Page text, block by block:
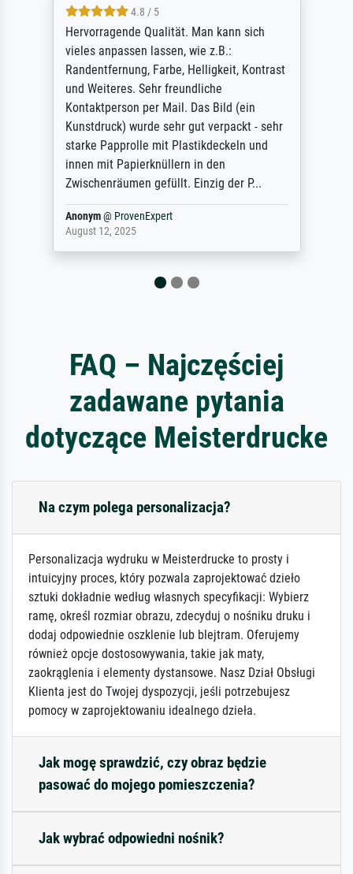
Man kann sich
wie z.B.:
Helligkeit, Kontrast
freundliche
Mail. Das Bild (ein
sehr gut verpackt - sehr
Plastikdeckeln und
in den
Einzig der P...
So, I ordered a large
large and popular
quality for a large
refunded me when I
blurry print vs. a
do ...
FAQ – Najczęściej
zadawane pytania
dotyczące Meisterdrucke
Na czym polega personalizacja?
Personalizacja wydruku w Meisterdrucke to prosty i
intuicyjny proces, który pozwala zaprojektować dzieło
sztuki dokładnie według własnych specyfikacji: Wybierz
ramę, określ rozmiar obrazu, zdecyduj o nośniku druku i
dodaj odpowiednie oszklenie lub blejtram. Oferujemy
również opcje dostosowywania, takie jak maty,
zaokrąglenia i elementy dystansowe. Nasz Dział Obsługi
Klienta jest do Twojej dyspozycji, jeśli potrzebujesz
pomocy w zaprojektowaniu idealnego dzieła.
Jak mogę sprawdzić, czy obraz będzie
pasować do mojego pomieszczenia?
Jak wybrać odpowiedni nośnik?